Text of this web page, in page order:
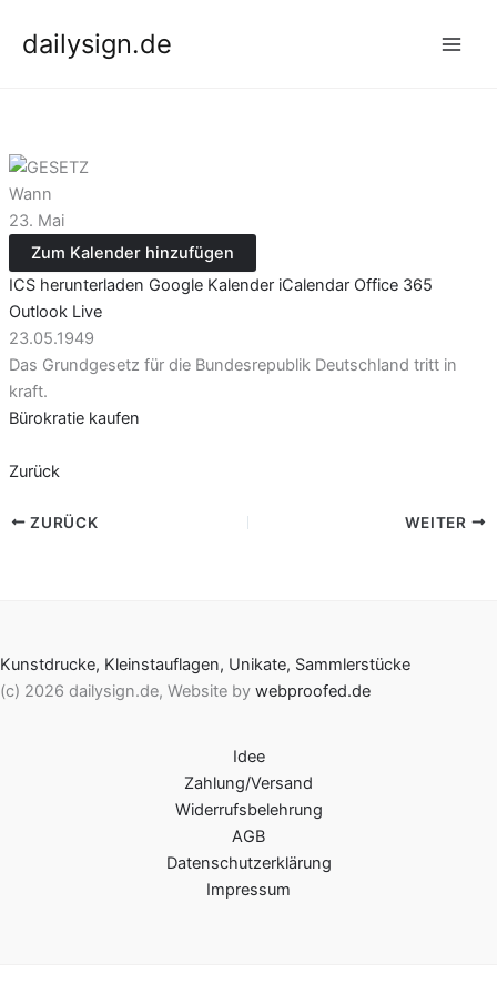
Inhaltdailysign.de
Wann
23. Mai
Zum Kalender hinzufügen
ICS herunterladen Google Kalender iCalendar Office 365
Outlook Live
23.05.1949
Das Grundgesetz für die Bundesrepublik Deutschland tritt in
kraft.
Bürokratie kaufen
Zurück
ZURÜCK WEITER
Kunstdrucke, Kleinstauflagen, Unikate, Sammlerstücke
(c) 2026 dailysign.de, Website by webproofed.de
Idee
Zahlung/Versand
Widerrufsbelehrung
AGB
Datenschutzerklärung
Impressum